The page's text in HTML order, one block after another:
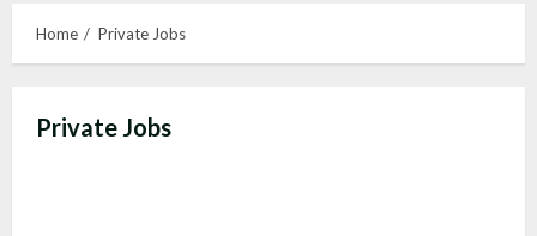
Home Private Jobs
Private Jobs